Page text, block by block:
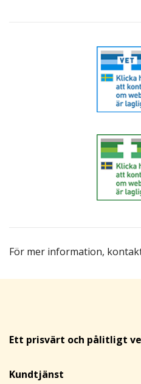
För mer information,
Ett prisvärt och pålitligt
Kundtjänst